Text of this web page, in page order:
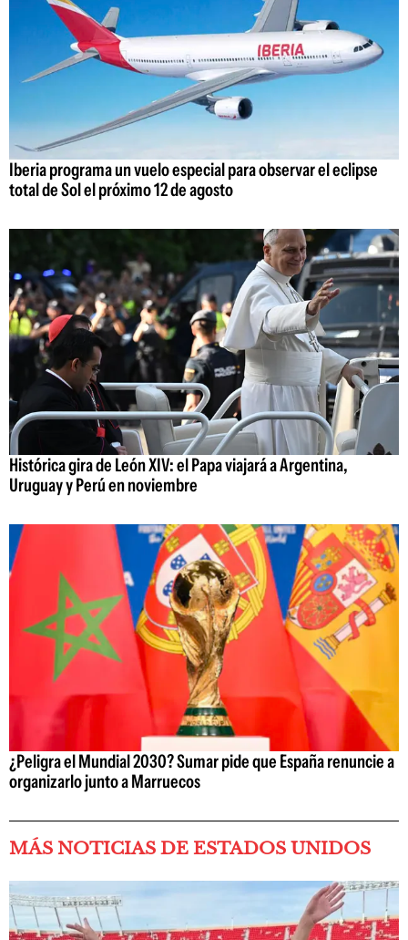
Iberia programa un vuelo especial para observar el eclipse
total de Sol el próximo 12 de agosto
Histórica gira de León XIV: el Papa viajará a Argentina,
Uruguay y Perú en noviembre
¿Peligra el Mundial 2030? Sumar pide que España renuncie a
organizarlo junto a Marruecos
MÁS NOTICIAS DE ESTADOS UNIDOS